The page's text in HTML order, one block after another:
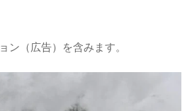
ン（広告）を含みます。